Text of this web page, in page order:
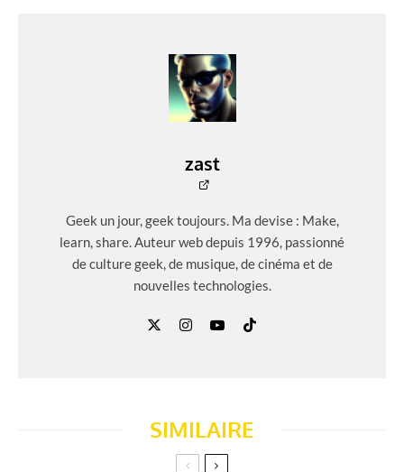
zast
Geek un jour, geek toujours. Ma devise : Make,
learn, share. Auteur web depuis 1996, passionné
de culture geek, de musique, de cinéma et de
nouvelles technologies.
SIMILAIRE